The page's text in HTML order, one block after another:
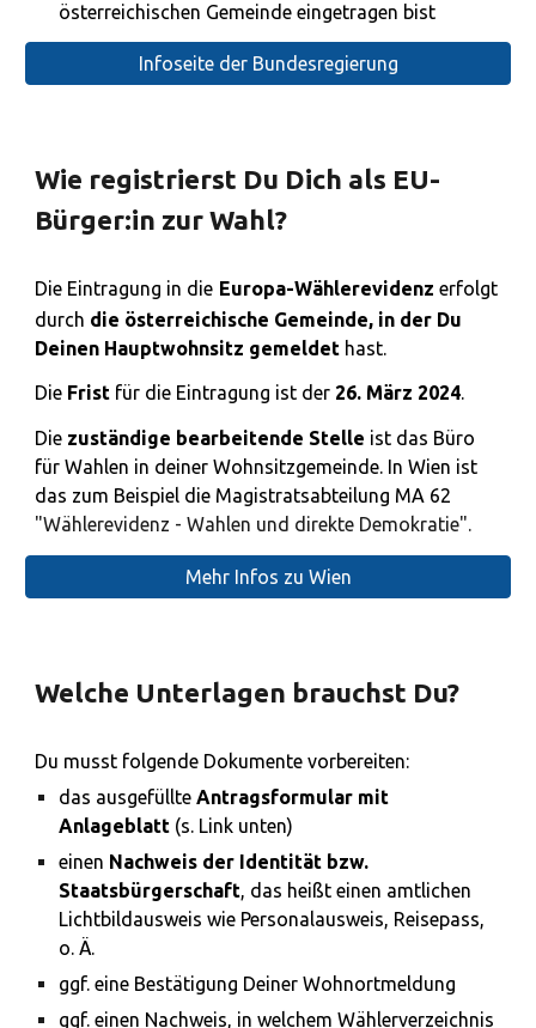
österreichischen Gemeinde eingetragen bist
Infoseite der Bundesregierung
Wie registrierst Du Dich als EU-
Bürger:in zur Wahl?
Die Eintragung in die Europa-Wählerevidenzerfolgt
durch die österreichische Gemeinde, in der Du
Deinen Hauptwohnsitz gemeldet hast.
Die Frist für die Eintragung ist der 26. März 2024.
Die zuständige bearbeitende Stelle ist das Büro
für Wahlen in deiner Wohnsitzgemeinde. In Wien ist
das zum Beispiel die Magistratsabteilung MA 62
"Wählerevidenz - Wahlen und direkte Demokratie".
Mehr Infos zu Wien
Welche Unterlagen brauchst Du?
Du musst folgende Dokumente vorbereiten:
das ausgefüllteAntragsformular mit
Anlageblatt (s. Link unten)
einen Nachweis der Identität bzw.
Staatsbürgerschaft, das heißt einen amtlichen
Lichtbildausweis wie Personalausweis, Reisepass,
o. Ä.
ggf. eine Bestätigung Deiner Wohnortmeldung
ggf. einen Nachweis, in welchem Wählerverzeichnis